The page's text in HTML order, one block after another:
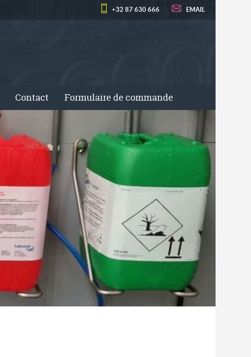
+32 87 630 666 EMAIL
Contact Formulaire de commande